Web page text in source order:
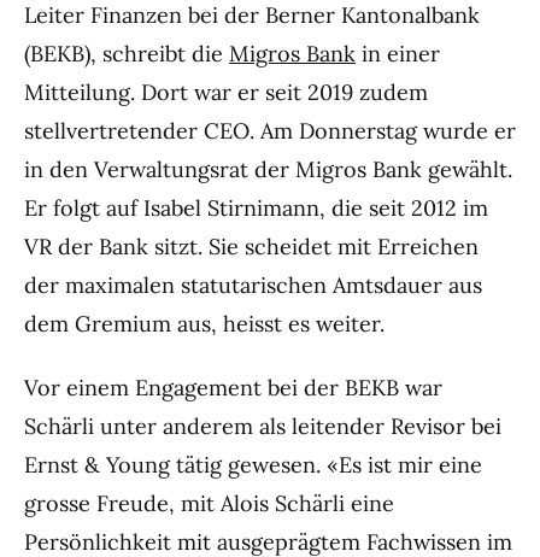
Leiter Finanzen bei der Berner Kantonalbank
(BEKB), schreibt die Migros Bank in einer
Mitteilung. Dort war er seit 2019 zudem
stellvertretender CEO. Am Donnerstag wurde er
in den Verwaltungsrat der Migros Bank gewählt.
Er folgt auf Isabel Stirnimann, die seit 2012 im
VR der Bank sitzt. Sie scheidet mit Erreichen
der maximalen statutarischen Amtsdauer aus
dem Gremium aus, heisst es weiter.
Vor einem Engagement bei der BEKB war
Schärli unter anderem als leitender Revisor bei
Ernst & Young tätig gewesen. «Es ist mir eine
grosse Freude, mit Alois Schärli eine
Persönlichkeit mit ausgeprägtem Fachwissen im